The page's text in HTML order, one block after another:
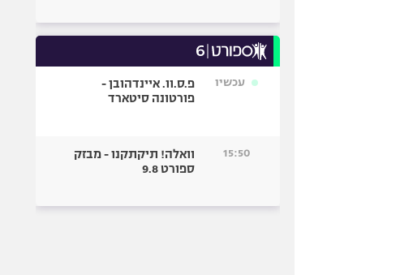
עכשיו
פ.ס.וו. איינדהובן -
פורטונה סיטארד
15:50
וואלה! תיקתקנו - מבזק
ספורט 9.8